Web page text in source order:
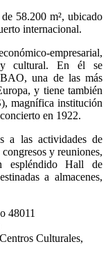
58.200 m², ubicado
internacional.
empresarial,
y cultural. En él se
una de las más
y tiene también
magnífica institución
en 1922.
a las actividades de
y reuniones,
espléndido Hall de
a almacenes,
48011
Culturales,